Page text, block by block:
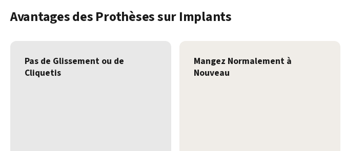
Avantages des Prothèses sur Implants
Pas de Glissement ou de
Cliquetis
Mangez Normalement à
Nouveau